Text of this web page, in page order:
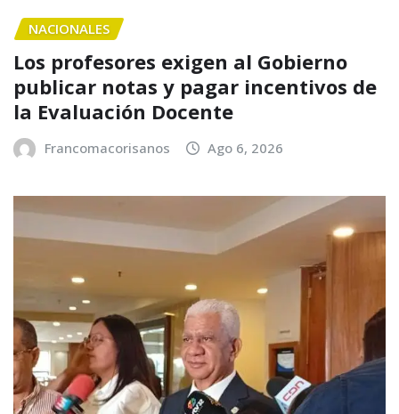
NACIONALES
Los profesores exigen al Gobierno
publicar notas y pagar incentivos de
la Evaluación Docente
Francomacorisanos Ago 6, 2026